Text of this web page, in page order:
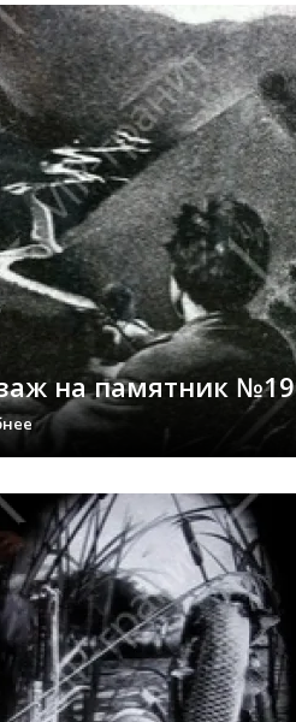
на памятник №19